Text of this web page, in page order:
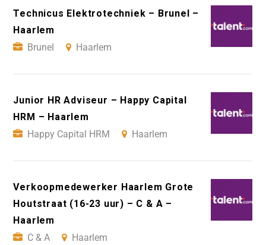
Technicus Elektrotechniek – Brunel –
Haarlem
Brunel
Haarlem
Junior HR Adviseur – Happy Capital
HRM – Haarlem
Happy Capital HRM
Haarlem
Verkoopmedewerker Haarlem Grote
Houtstraat (16-23 uur) – C & A –
Haarlem
C & A
Haarlem